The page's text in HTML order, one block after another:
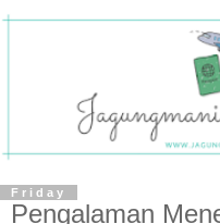
Friday
Pengalaman